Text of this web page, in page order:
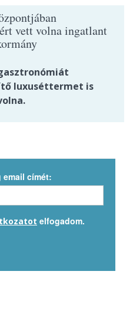
vett volna ingatlant
luxuséttermet is
email címét:
elfogadom.